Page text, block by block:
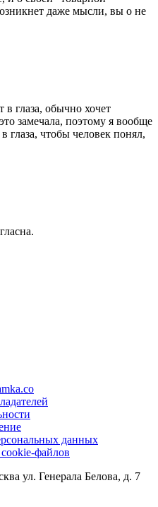
даже мысли, вы о не
в глаза, обычно хочет
замечала, поэтому я вообще
глаза, чтобы человек понял,
данных
файлов
ул. Генерала Белова, д. 7